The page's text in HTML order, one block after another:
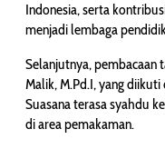
Indonesia, serta
menjadi lembaga
Selanjutnya,
Malik, M.Pd.I, yang
Suasana terasa syahdu
di area pemakaman.